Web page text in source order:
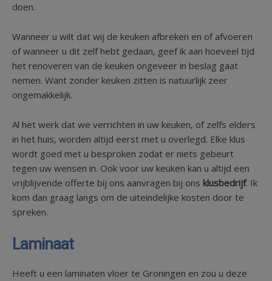
doen.
Wanneer u wilt dat wij de keuken afbreken en of afvoeren
of wanneer u dit zelf hebt gedaan, geef ik aan hoeveel tijd
het renoveren van de keuken ongeveer in beslag gaat
nemen. Want zonder keuken zitten is natuurlijk zeer
ongemakkelijk.
Al het werk dat we verrichten in uw keuken, of zelfs elders
in het huis, worden altijd eerst met u overlegd. Elke klus
wordt goed met u besproken zodat er niets gebeurt
tegen uw wensen in. Ook voor uw keuken kan u altijd een
vrijblijvende offerte bij ons aanvragen bij ons klusbedrijf. Ik
kom dan graag langs om de uiteindelijke kosten door te
spreken.
Laminaat
Heeft u een laminaten vloer te Groningen en zou u deze